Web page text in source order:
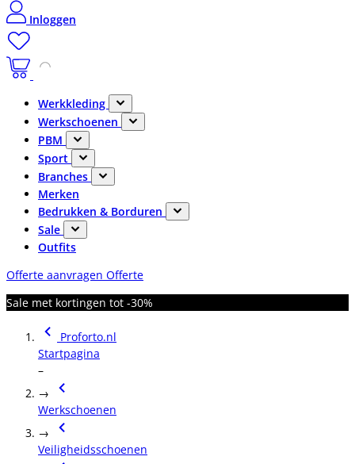
Inloggen
Werkkleding
Werkschoenen
PBM
Sport
Branches
Merken
Bedrukken & Borduren
Sale
Outfits
Offerte aanvragen Offerte
Sale met kortingen tot -30%
Proforto.nl
Startpagina
–
→
Werkschoenen
→
Veiligheidsschoenen